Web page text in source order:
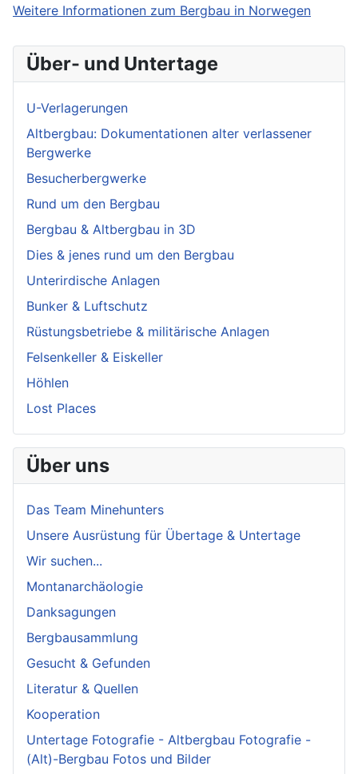
Weitere Informationen zum Bergbau in Norwegen
Über- und Untertage
U-Verlagerungen
Altbergbau: Dokumentationen alter verlassener
Bergwerke
Besucherbergwerke
Rund um den Bergbau
Bergbau & Altbergbau in 3D
Dies & jenes rund um den Bergbau
Unterirdische Anlagen
Bunker & Luftschutz
Rüstungsbetriebe & militärische Anlagen
Felsenkeller & Eiskeller
Höhlen
Lost Places
Über uns
Das Team Minehunters
Unsere Ausrüstung für Übertage & Untertage
Wir suchen...
Montanarchäologie
Danksagungen
Bergbausammlung
Gesucht & Gefunden
Literatur & Quellen
Kooperation
Untertage Fotografie - Altbergbau Fotografie -
(Alt)-Bergbau Fotos und Bilder